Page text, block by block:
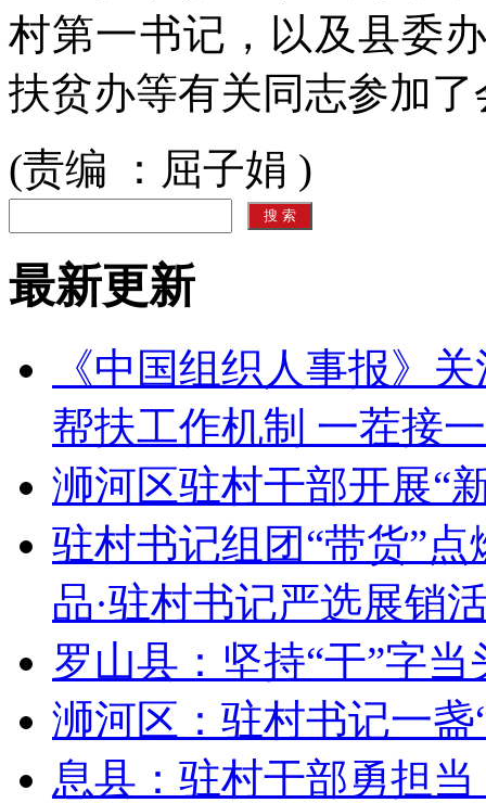
村第一书记，以及县委
扶贫办等有关同志参加了
(责编 ：屈子娟 )
最新更新
《中国组织人事报》
帮扶工作机制 一茬接
浉河区驻村干部开展“
驻村书记组团“带货”
品·驻村书记严选展销
罗山县：坚持“干”字
浉河区：驻村书记一
息县：驻村干部勇担